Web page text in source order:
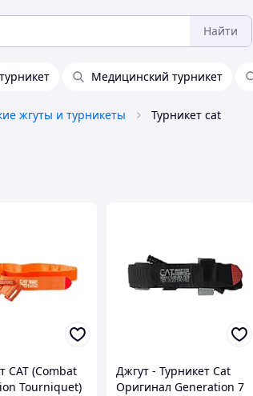
Найти
Медицинский турникет
жгуты и турникеты Турникет cat
CAT (Combat
Tourniquet)
Джгут - Турникет Cat
Оригинал Generation 7